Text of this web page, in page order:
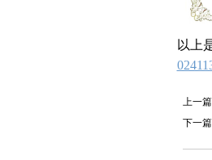
以上
上一篇
下一篇